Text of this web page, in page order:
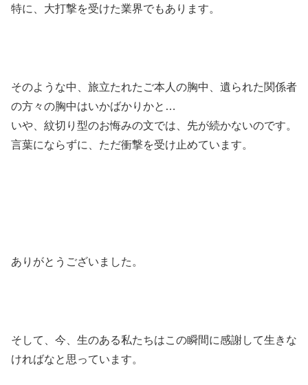
特に、大打撃を受けた業界でもあります。
そのような中、旅立たれたご本人の胸中、遺られた関係者
の方々の胸中はいかばかりかと…
いや、紋切り型のお悔みの文では、先が続かないのです。
言葉にならずに、ただ衝撃を受け止めています。
ありがとうございました。
そして、今、生のある私たちはこの瞬間に感謝して生きな
ければなと思っています。